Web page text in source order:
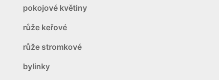
pokojové květiny
růže keřové
růže stromkové
bylinky